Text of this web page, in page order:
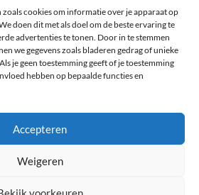
cookies om informatie over je apparaat op
doen dit met als doel om de beste ervaring te
advertenties te tonen. Door in te stemmen
we gegevens zoals bladeren gedrag of unieke
je geen toestemming geeft of je toestemming
hebben op bepaalde functies en
Accepteren
Weigeren
Groningen